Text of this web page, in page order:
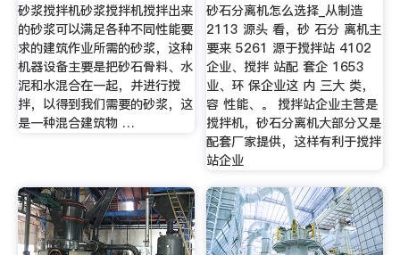
砂浆搅拌机砂浆搅拌机搅拌出来
的砂浆可以满足各种不同性能要
求的建筑作业所需的砂浆，这种
机器设备主要是把砂石骨料、水
泥和水混合在一起，并进行搅
拌，以得到我们需要的砂浆，这
是一种混合建筑物 …
砂石分离机怎么选择_从制造
2113 源头 看，砂 石分 离机主
要来 5261 源于搅拌站 4102
企业、搅拌 站配 套企 1653
业、环 保企业这 内 三大 类，
容 性能、。 搅拌站企业主营是
搅拌机，砂石分离机大部分又是
配套厂家提供，这样有利于搅拌
站企业